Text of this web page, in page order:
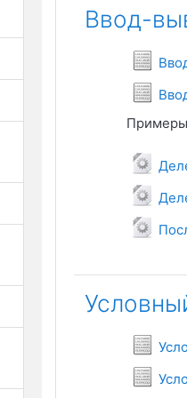
Ввод-
Примеры